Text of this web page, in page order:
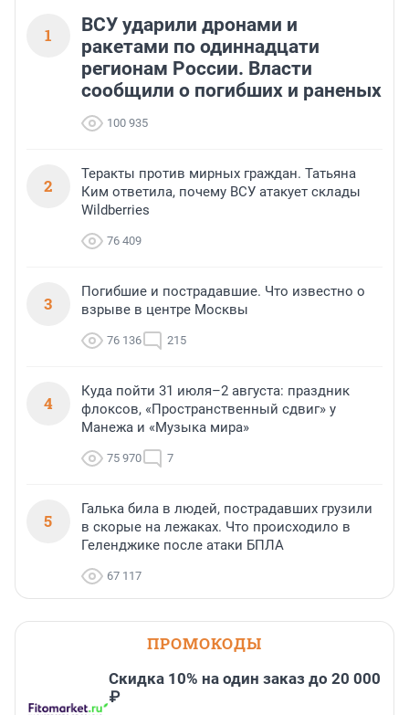
1
ВСУ ударили дронами и
ракетами по одиннадцати
регионам России. Власти
сообщили о погибших и раненых
100 935
2
Теракты против мирных граждан. Татьяна
Ким ответила, почему ВСУ атакует склады
Wildberries
76 409
3
Погибшие и пострадавшие. Что известно о
взрыве в центре Москвы
76 136 215
4
Куда пойти 31 июля–2 августа: праздник
флоксов, «Пространственный сдвиг» у
Манежа и «Музыка мира»
75 970 7
5
Галька била в людей, пострадавших грузили
в скорые на лежаках. Что происходило в
Геленджике после атаки БПЛА
67 117
ПРОМОКОДЫ
Скидка 10% на один заказ до 20 000
₽